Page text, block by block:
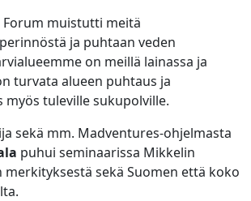
Forum muistutti meitä
ja puhtaan veden
on meillä lainassa ja
turvata alueen puhtaus ja
tuleville sukupolville.
sekä mm. Madventures-ohjelmasta
puhui seminaarissa Mikkelin
merkityksestä sekä Suomen että koko